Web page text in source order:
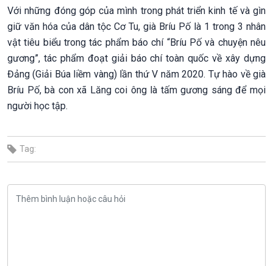
Với những đóng góp của mình trong phát triển kinh tế và gìn
giữ văn hóa của dân tộc Cơ Tu, già Bríu Pố là 1 trong 3 nhân
vật tiêu biểu trong tác phẩm báo chí “Bríu Pố và chuyện nêu
gương”, tác phẩm đoạt giải báo chí toàn quốc về xây dựng
Đảng (Giải Búa liềm vàng) lần thứ V năm 2020. Tự hào về già
Bríu Pố, bà con xã Lăng coi ông là tấm gương sáng để mọi
người học tập.
Tag: